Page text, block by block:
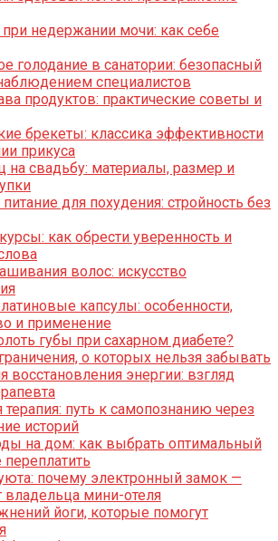
недержании мочи: как себе
голодание в санатории: безопасный
специалистов
продуктов: практические советы и
брекеты: классика эффективности
прикуса
на свадьбу: материалы, размер и
для похудения: стройность без
как обрести уверенность и
волос: искусство
капсулы: особенности,
и применение
губы при сахарном диабете?
о которых нельзя забывать
восстановления энергии: взгляд
терапия: путь к самопознанию через
историй
на дом: как выбрать оптимальный
переплатить
почему электронный замок —
владельца мини-отеля
йоги, которые помогут